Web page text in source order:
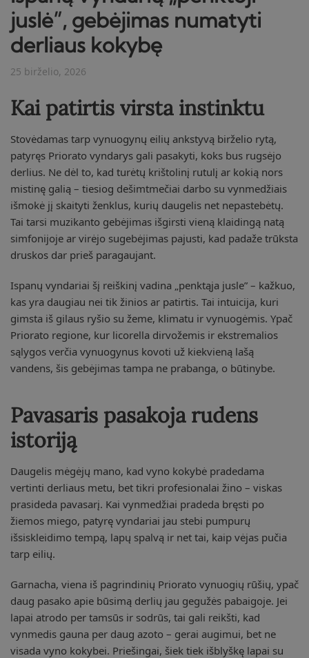
juslė”, gebėjimas numatyti
derliaus kokybę
25 birželio, 2026
Kai patirtis virsta instinktu
Stovėdamas tarp vynuogynų eilių ankstyvą birželio rytą,
patyręs Priorato vyndarys gali pasakyti, koks bus rugsėjo
derlius. Ne dėl to, kad turėtų krištolinį rutulį ar kokią nors
mistinę galią – tiesiog dešimtmečiai darbo su vynmedžiais
išmokė jį skaityti ženklus, kurių daugelis net nepastebėtų.
Tai tarsi muzikanto gebėjimas išgirsti vieną klaidingą natą
simfonijoje ar virėjo sugebėjimas pajusti, kad padaže trūksta
druskos dar prieš paragaujant.
Ispanų vyndariai šį reiškinį vadina „penktąja jusle” – kažkuo,
kas yra daugiau nei tik žinios ar patirtis. Tai intuicija, kuri
gimsta iš gilaus ryšio su žeme, klimatu ir vynuogėmis. Ypač
Priorato regione, kur licorella dirvožemis ir ekstremalios
sąlygos verčia vynuogynus kovoti už kiekvieną lašą
vandens, šis gebėjimas tampa ne prabanga, o būtinybe.
Pavasaris pasakoja rudens
istoriją
Daugelis mėgėjų mano, kad vyno kokybė pradedama
vertinti derliaus metu, bet tikri profesionalai žino – viskas
prasideda pavasarį. Kai vynmedžiai pradeda bręsti po
žiemos miego, patyrę vyndariai jau stebi pumpurų
išsiskleidimo tempą, lapų spalvą ir net tai, kaip vėjas pučia
tarp eilių.
Garnacha, viena iš pagrindinių Priorato vynuogių rūšių, ypač
daug pasako apie būsimą derlių jau gegužės pabaigoje. Jei
lapai atrodo per tamsūs ir sodrūs, tai gali reikšti, kad
vynmedis gauna per daug azoto – gerai augimui, bet ne
visada vyno kokybei. Priešingai, šiek tiek išblyškę lapai su